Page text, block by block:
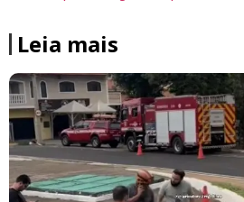
Leia mais